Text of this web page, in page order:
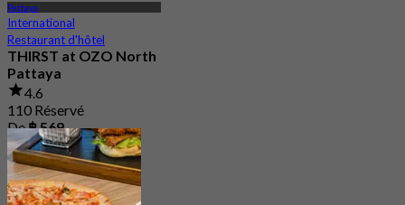
Pattaya
International
Restaurant d'hôtel
THIRST at OZO North
Pattaya
4.6
110 Réservé
De฿ 569